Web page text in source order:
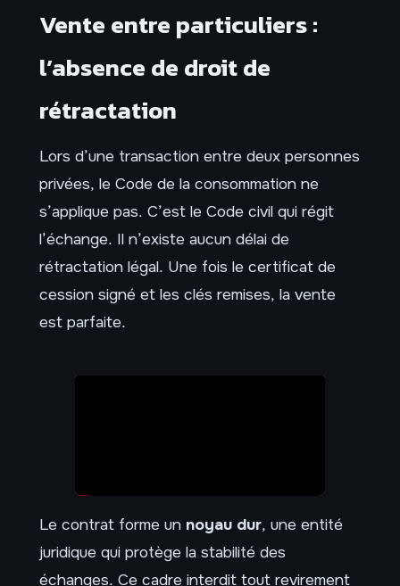
Vente entre particuliers :
l’absence de droit de
rétractation
Lors d’une transaction entre deux personnes
privées, le Code de la consommation ne
s’applique pas. C’est le Code civil qui régit
l’échange. Il n’existe aucun délai de
rétractation légal. Une fois le certificat de
cession signé et les clés remises, la vente
est parfaite.
Le contrat forme un noyau dur, une entité
juridique qui protège la stabilité des
échanges. Ce cadre interdit tout revirement